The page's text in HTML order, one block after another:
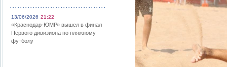
13/06/2026 21:22
«Краснодар-ЮМР» вышел в финал
Первого дивизиона по пляжному
футболу